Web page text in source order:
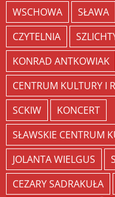
WSCHOWA SŁAWA
CZYTELNIA
KONRAD ANTKOWIAK
CENTRUM KULTURY I
SCKIW
KONCERT
SŁAWSKIE CENTRUM
JOLANTA WIELGUS
CEZARY SADRAKUŁA